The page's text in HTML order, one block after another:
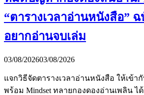
“ตารางเวลาอ่านหนังสือ”
อยากอ่านจบเล่ม
03/08/202603/08/2026
แจกวิธีจัดตารางเวลาอ่านหนังสือ ให้เข้า
พร้อม Mindset ทลายกองดองอ่านเพลิน ไ